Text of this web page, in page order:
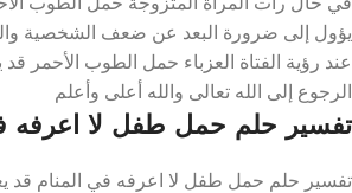
يؤول إلى ضرورة البعد عن ضعف الشخصية
عند رؤية الفتاة العزباء حمل الطوب الأحمر
الرجوع إلى الله تعالى والله أعلى وأعلم
تفسير حلم حمل طفل لا اعرفه
تفسير حلم حمل طفل لا اعرفه في المنام قد